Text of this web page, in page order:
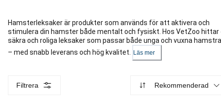
Hamsterleksaker är produkter som används för att aktivera och
stimulera din hamster både mentalt och fysiskt. Hos VetZoo hittar
säkra och roliga leksaker som passar både unga och vuxna
– med snabb leverans och hög kvalitet.
Läs mer
Filtrera Rekommenderad